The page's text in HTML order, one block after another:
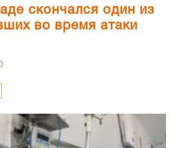
скончался один из
во время атаки